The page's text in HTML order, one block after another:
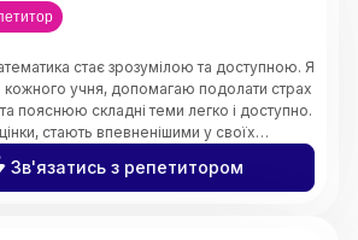
стає зрозумілою та доступною. Я
кожного учня, допомагаю подолати страх
пояснюю складні теми легко і доступно.
стають впевненішими у своїх
розуміти математику, а не просто
Зв'язатись з репетитором